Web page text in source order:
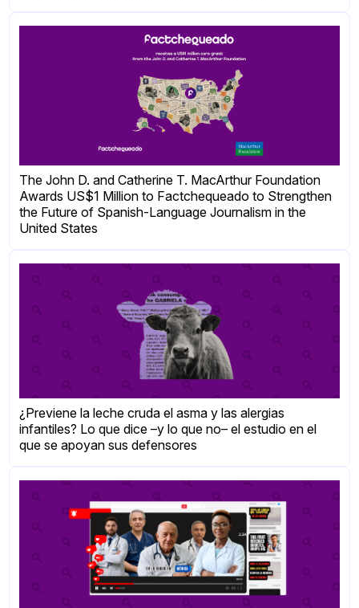
The John D. and Catherine T. MacArthur Foundation
Awards US$1 Million to Factchequeado to Strengthen
the Future of Spanish-Language Journalism in the
United States
¿Previene la leche cruda el asma y las alergias
infantiles? Lo que dice –y lo que no– el estudio en el
que se apoyan sus defensores